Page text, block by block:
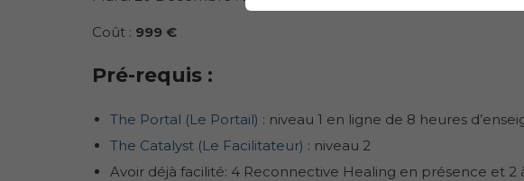
Coût : 999 €
Pré-requis :
The Portal (Le Portail) : niveau 1 en ligne de 8 heures
The Catalyst (Le Facilitateur) : niveau 2
Avoir déjà facilité: 4 Reconnective Healing en présence et 2